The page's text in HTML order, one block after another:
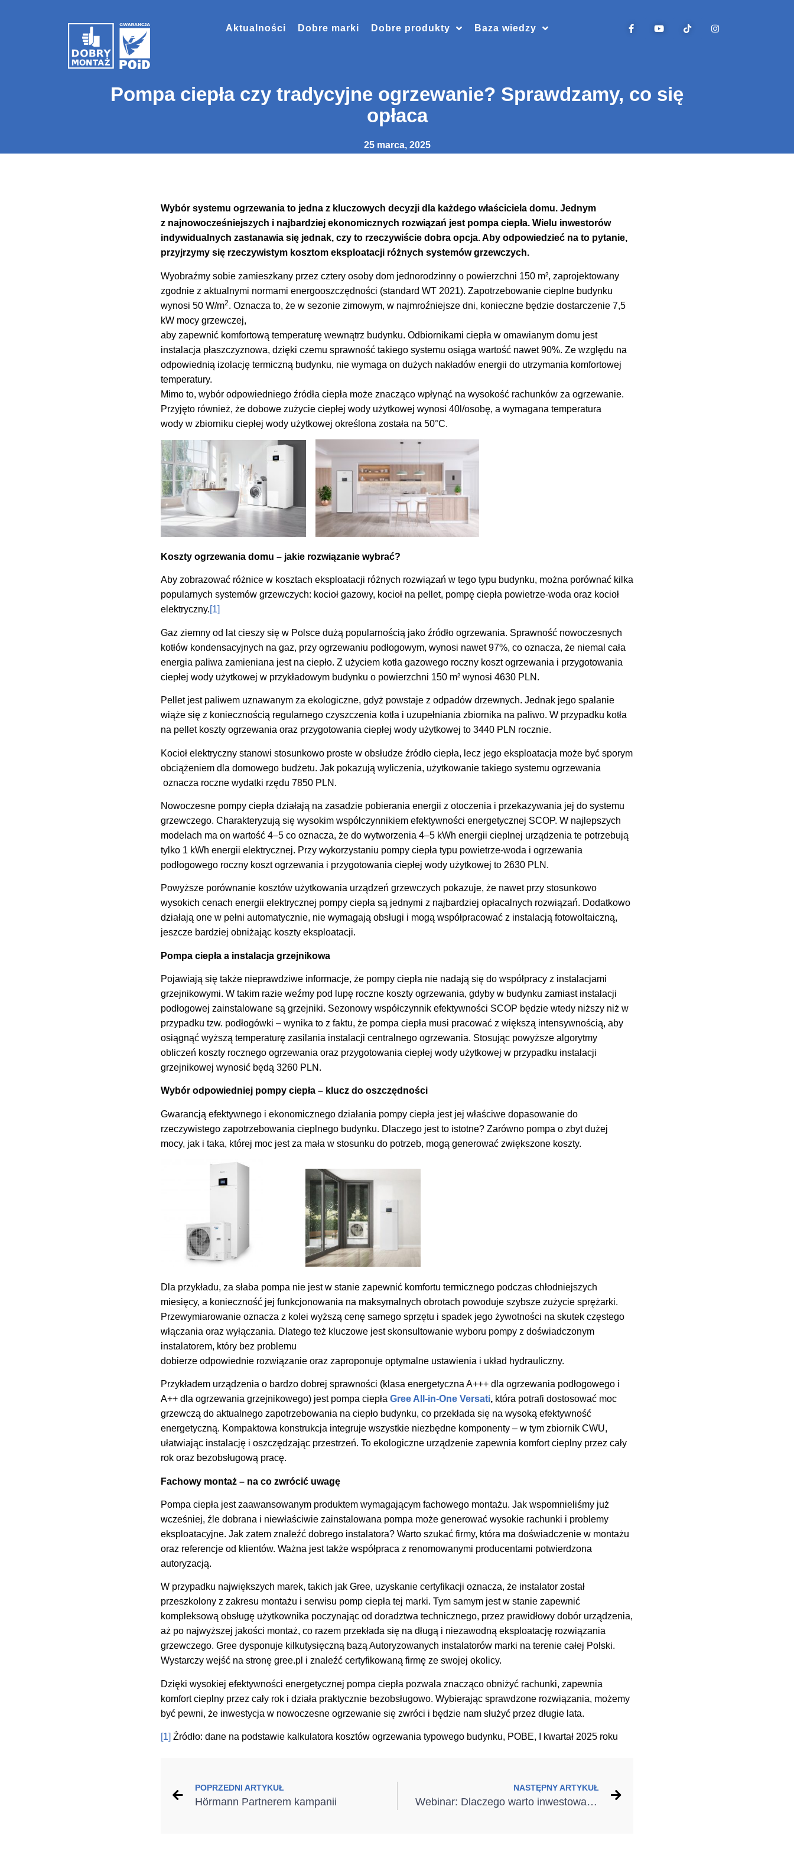
Aktualności Dobre marki Dobre produkty Baza wiedzy
Pompa ciepła czy tradycyjne ogrzewanie? Sprawdzamy, co się
opłaca
25 marca, 2025
Wybór systemu ogrzewania to jedna z kluczowych decyzji dla każdego właściciela domu. Jednym
z najnowocześniejszych i najbardziej ekonomicznych rozwiązań jest pompa ciepła. Wielu inwestorów
indywidualnych zastanawia się jednak, czy to rzeczywiście dobra opcja.Aby odpowiedzieć na to pytanie,
przyjrzymy się rzeczywistym kosztom eksploatacji różnych systemów grzewczych.
Wyobraźmy sobie zamieszkany przez cztery osoby dom jednorodzinny o powierzchni 150 m², zaprojektowany
zgodnie z aktualnymi normami energooszczędności (standard WT 2021). Zapotrzebowanie cieplne budynku
wynosi 50 W/m2. Oznacza to, że w sezonie zimowym, w najmroźniejsze dni, konieczne będzie dostarczenie 7,5
kW mocy grzewczej,
aby zapewnić komfortową temperaturę wewnątrz budynku. Odbiornikami ciepła w omawianym domu jest
instalacja płaszczyznowa, dzięki czemu sprawność takiego systemu osiąga wartość nawet 90%. Ze względu na
odpowiednią izolację termiczną budynku, nie wymaga on dużych nakładów energii do utrzymania komfortowej
temperatury.
Mimo to, wybór odpowiedniego źródła ciepła może znacząco wpłynąć na wysokość rachunków za ogrzewanie.
Przyjęto również, że dobowe zużycie ciepłej wody użytkowej wynosi 40l/osobę, a wymagana temperatura
wody w zbiorniku ciepłej wody użytkowej określona została na 50°C.
Koszty ogrzewania domu – jakie rozwiązanie wybrać?
Aby zobrazować różnice w kosztach eksploatacji różnych rozwiązań w tego typu budynku, można porównać kilka
popularnych systemów grzewczych: kocioł gazowy, kocioł na pellet, pompę ciepła powietrze-woda oraz kocioł
elektryczny.[1]
Gaz ziemny od lat cieszy się w Polsce dużą popularnością jako źródło ogrzewania. Sprawność nowoczesnych
kotłów kondensacyjnych na gaz, przy ogrzewaniu podłogowym, wynosi nawet 97%, co oznacza, że niemal cała
energia paliwa zamieniana jest na ciepło. Z użyciem kotła gazowego roczny koszt ogrzewania i przygotowania
ciepłej wody użytkowej w przykładowym budynku o powierzchni 150 m² wynosi 4630 PLN.
Pellet jest paliwem uznawanym za ekologiczne, gdyż powstaje z odpadów drzewnych. Jednak jego spalanie
wiąże się z koniecznością regularnego czyszczenia kotła i uzupełniania zbiornika na paliwo. W przypadku kotła
na pellet koszty ogrzewania oraz przygotowania ciepłej wody użytkowej to 3440 PLN rocznie.
Kocioł elektryczny stanowi stosunkowo proste w obsłudze źródło ciepła, lecz jego eksploatacja może być sporym
obciążeniem dla domowego budżetu. Jak pokazują wyliczenia, użytkowanie takiego systemu ogrzewania
oznacza roczne wydatki rzędu 7850 PLN.
Nowoczesne pompy ciepła działają na zasadzie pobierania energii z otoczenia i przekazywania jej do systemu
grzewczego. Charakteryzują się wysokim współczynnikiem efektywności energetycznej SCOP. W najlepszych
modelach ma on wartość 4–5 co oznacza, że do wytworzenia 4–5 kWh energii cieplnej urządzenia te potrzebują
tylko 1 kWh energii elektrycznej. Przy wykorzystaniu pompy ciepła typu powietrze-woda i ogrzewania
podłogowego roczny koszt ogrzewania i przygotowania ciepłej wody użytkowej to 2630 PLN.
Powyższe porównanie kosztów użytkowania urządzeń grzewczych pokazuje, że nawet przy stosunkowo
wysokich cenach energii elektrycznej pompy ciepła są jednymi z najbardziej opłacalnych rozwiązań. Dodatkowo
działają one w pełni automatycznie, nie wymagają obsługi i mogą współpracować z instalacją fotowoltaiczną,
jeszcze bardziej obniżając koszty eksploatacji.
Pompa ciepła a instalacja grzejnikowa
Pojawiają się także nieprawdziwe informacje, że pompy ciepła nie nadają się do współpracy z instalacjami
grzejnikowymi. W takim razie weźmy pod lupę roczne koszty ogrzewania, gdyby w budynku zamiast instalacji
podłogowej zainstalowane są grzejniki. Sezonowy współczynnik efektywności SCOP będzie wtedy niższy niż w
przypadku tzw. podłogówki – wynika to z faktu, że pompa ciepła musi pracować z większą intensywnością, aby
osiągnąć wyższą temperaturę zasilania instalacji centralnego ogrzewania. Stosując powyższe algorytmy
obliczeń koszty rocznego ogrzewania oraz przygotowania ciepłej wody użytkowej w przypadku instalacji
grzejnikowej wynosić będą 3260 PLN.
Wybór odpowiedniej pompy ciepła – klucz do oszczędności
Gwarancją efektywnego i ekonomicznego działania pompy ciepła jest jej właściwe dopasowanie do
rzeczywistego zapotrzebowania cieplnego budynku. Dlaczego jest to istotne? Zarówno pompa o zbyt dużej
mocy, jak i taka, której moc jest za mała w stosunku do potrzeb, mogą generować zwiększone koszty.
Dla przykładu, za słaba pompa nie jest w stanie zapewnić komfortu termicznego podczas chłodniejszych
miesięcy, a konieczność jej funkcjonowania na maksymalnych obrotach powoduje szybsze zużycie sprężarki.
Przewymiarowanie oznacza z kolei wyższą cenę samego sprzętu i spadek jego żywotności na skutek częstego
włączania oraz wyłączania. Dlatego też kluczowe jest skonsultowanie wyboru pompy z doświadczonym
instalatorem, który bez problemu
dobierze odpowiednie rozwiązanie oraz zaproponuje optymalne ustawienia i układ hydrauliczny.
Przykładem urządzenia o bardzo dobrej sprawności (klasa energetyczna A+++ dla ogrzewania podłogowego i
A++ dla ogrzewania grzejnikowego) jest pompa ciepła Gree All-in-One Versati, która potrafi dostosować moc
grzewczą do aktualnego zapotrzebowania na ciepło budynku, co przekłada się na wysoką efektywność
energetyczną. Kompaktowa konstrukcja integruje wszystkie niezbędne komponenty – w tym zbiornik CWU,
ułatwiając instalację i oszczędzając przestrzeń. To ekologiczne urządzenie zapewnia komfort cieplny przez cały
rok oraz bezobsługową pracę.
Fachowy montaż – na co zwrócić uwagę
Pompa ciepła jest zaawansowanym produktem wymagającym fachowego montażu. Jak wspomnieliśmy już
wcześniej, źle dobrana i niewłaściwie zainstalowana pompa może generować wysokie rachunki i problemy
eksploatacyjne. Jak zatem znaleźć dobrego instalatora? Warto szukać firmy, która ma doświadczenie w montażu
oraz referencje od klientów. Ważna jest także współpraca z renomowanymi producentami potwierdzona
autoryzacją.
W przypadku największych marek, takich jak Gree, uzyskanie certyfikacji oznacza, że instalator został
przeszkolony z zakresu montażu i serwisu pomp ciepła tej marki. Tym samym jest w stanie zapewnić
kompleksową obsługę użytkownika poczynając od doradztwa technicznego, przez prawidłowy dobór urządzenia,
aż po najwyższej jakości montaż, co razem przekłada się na długą i niezawodną eksploatację rozwiązania
grzewczego. Gree dysponuje kilkutysięczną bazą Autoryzowanych instalatorów marki na terenie całej Polski.
Wystarczy wejść na stronę gree.pl i znaleźć certyfikowaną firmę ze swojej okolicy.
Dzięki wysokiej efektywności energetycznej pompa ciepła pozwala znacząco obniżyć rachunki, zapewnia
komfort cieplny przez cały rok i działa praktycznie bezobsługowo. Wybierając sprawdzone rozwiązania, możemy
być pewni, że inwestycja w nowoczesne ogrzewanie się zwróci i będzie nam służyć przez długie lata.
[1] Źródło: dane na podstawie kalkulatora kosztów ogrzewania typowego budynku, POBE, I kwartał 2025 roku
POPRZEDNI ARTYKUŁ
Hörmann Partnerem kampanii
NASTĘPNY ARTYKUŁ
Webinar: Dlaczego warto inwestować więcej w TERMOMODERNIZACJĘ i sprzedawać lepsze rozwiązania